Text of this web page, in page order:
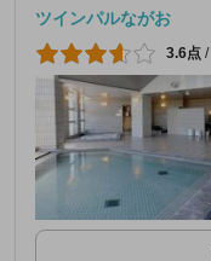
ツインパルながお
3.6点 /